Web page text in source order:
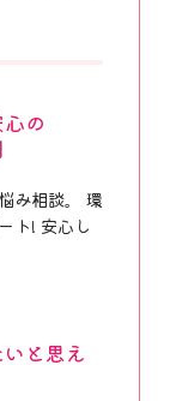
の
み相談。 環
ト! 安心し
と思え